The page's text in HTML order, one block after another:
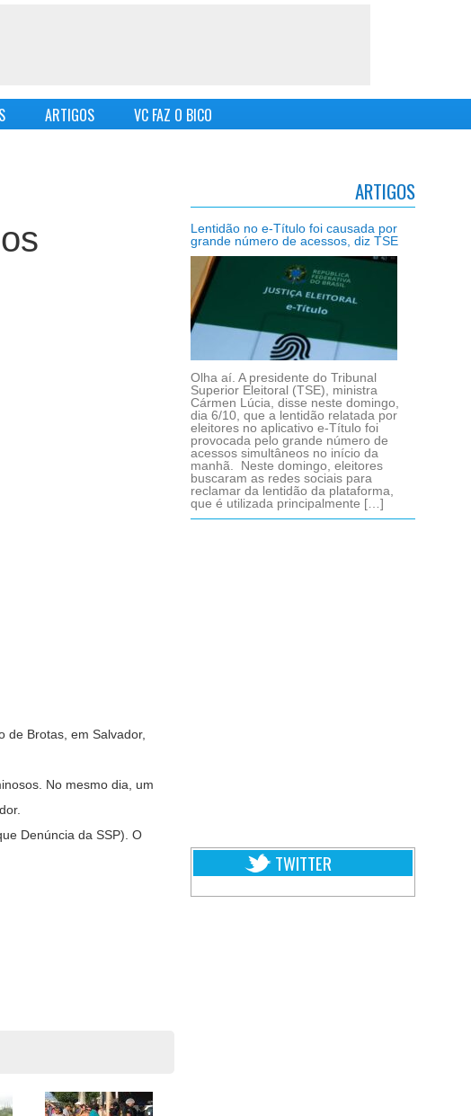
ARTIGOS VC FAZ O BICO
de Brotas, em Salvador,
No mesmo dia, um
Denúncia da SSP). O
ARTIGOS
Lentidão no e-Título foi causada por
grande número de acessos, diz TSE
Olha aí. A presidente do Tribunal
Superior Eleitoral (TSE), ministra
Cármen Lúcia, disse neste domingo,
dia 6/10, que a lentidão relatada por
eleitores no aplicativo e-Título foi
provocada pelo grande número de
acessos simultâneos no início da
manhã. Neste domingo, eleitores
buscaram as redes sociais para
reclamar da lentidão da plataforma,
que é utilizada principalmente […]
TWITTER